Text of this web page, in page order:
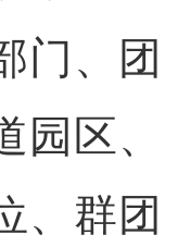
门、团
园区、
、群团